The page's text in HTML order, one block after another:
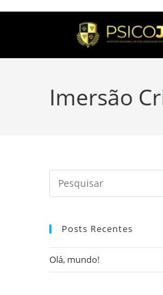
Imersão
Posts Recentes
Olá, mundo!